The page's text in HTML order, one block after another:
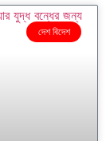
দেশ বিদেশ